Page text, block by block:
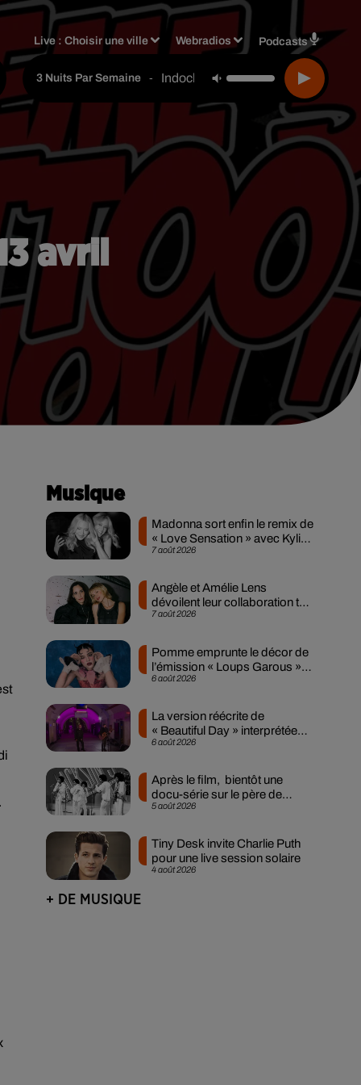
Live :Choisir une ville Webradios Podcasts
3 Nuits Par Semaine - Indochine
avril
Musique
7 août 2026
Madonna sort enfin le remix de
« Love Sensation » avec Kylie
Minogue
7 août 2026
Angèle et Amélie Lens
dévoilent leur collaboration tant
attendue
6 août 2026
Pomme emprunte le décor de
l’émission « Loups Garous »
pour son...
6 août 2026
La version réécrite de
« Beautiful Day » interprétée
lors des...
5 août 2026
Après le film, bientôt une
docu-série sur le père de
Michael Jackson
4 août 2026
Tiny Desk invite Charlie Puth
pour une live session solaire
+ DE MUSIQUE